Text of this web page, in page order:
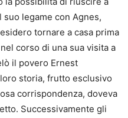
legame con Agnes,
tornare a casa prima
corso di una sua visita a
il povero Ernest
storia, frutto esclusivo
corrispondenza, doveva
Successivamente gli